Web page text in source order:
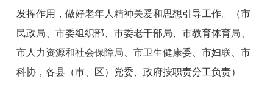
发挥作用，做好老年人精神关爱和思想引导工作。
（市
民政局 市委组织部、 市委老干部局、 市教育体育局
市人力资源和社会保障局 市卫生健康委、 市妇联
市
科协，各县（市、区）党委、政府按职责分工负责）